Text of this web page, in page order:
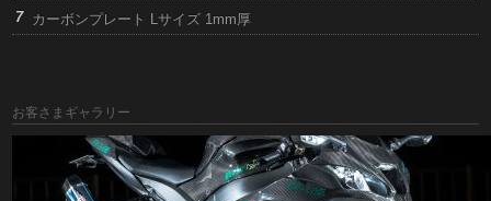
カーボンプレート Lサイズ 1mm厚
お客さまギャラリー